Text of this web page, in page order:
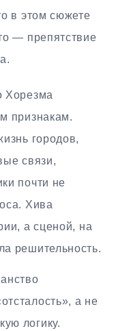
в этом сюжете
— препятствие
Хорезма
признакам.
городов,
связи,
почти не
Хива
а сценой, на
решительность.
а не
логику.